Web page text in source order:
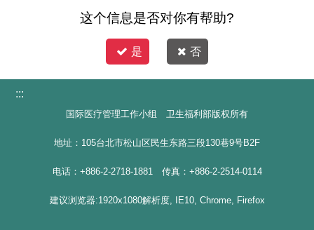
这个信息是否对你有帮助?
是 否
:::
国际医疗管理工作小组 卫生福利部版权所有
地址：105台北市松山区民生东路三段130巷9号B2F
电话：+886-2-2718-1881 传真：+886-2-2514-0114
建议浏览器:1920x1080解析度, IE10, Chrome, Firefox